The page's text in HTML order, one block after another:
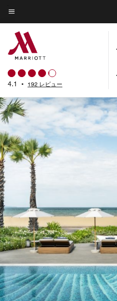
Skip
to
main
content
メニューのテキスト
4.1 • 192 レビュー